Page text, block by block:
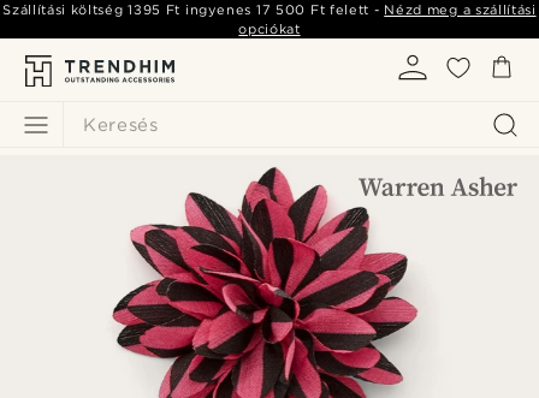
Keresés
Szállítási költség1395 Ft ingyenes 17 500 Ft felett - Nézd meg a szállítási
opciókat